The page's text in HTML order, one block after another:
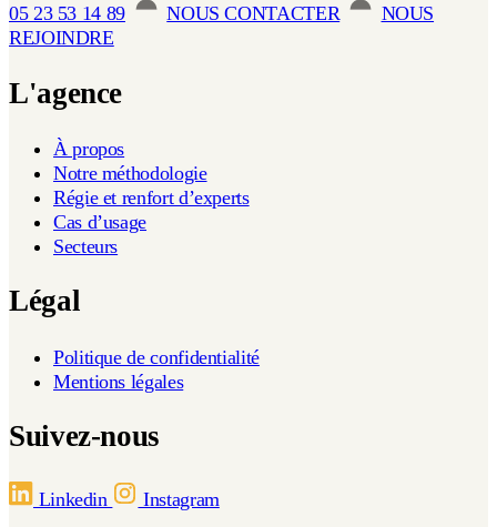
05 23 53 14 89
NOUS CONTACTER
NOUS
REJOINDRE
L'agence
À propos
Notre méthodologie
Régie et renfort d’experts
Cas d’usage
Secteurs
Légal
Politique de confidentialité
Mentions légales
Suivez-nous
Linkedin Instagram